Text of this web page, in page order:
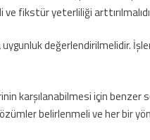
fikstür yeterliliği
değerlendirilmelidir.
karşılanabilmesi için benzer
belirlenmeli ve her bir